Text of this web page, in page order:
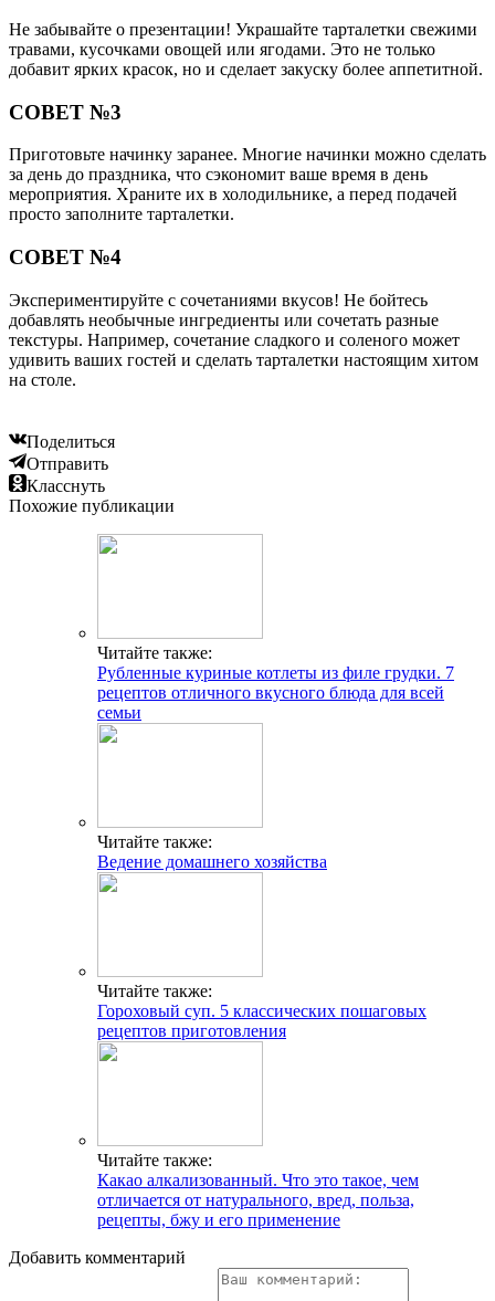
Не забывайте о презентации! Украшайте тарталетки свежими
травами, кусочками овощей или ягодами. Это не только
добавит ярких красок, но и сделает закуску более аппетитной.
СОВЕТ №3
Приготовьте начинку заранее. Многие начинки можно сделать
за день до праздника, что сэкономит ваше время в день
мероприятия. Храните их в холодильнике, а перед подачей
просто заполните тарталетки.
СОВЕТ №4
Экспериментируйте с сочетаниями вкусов! Не бойтесь
добавлять необычные ингредиенты или сочетать разные
текстуры. Например, сочетание сладкого и соленого может
удивить ваших гостей и сделать тарталетки настоящим хитом
на столе.
Поделиться
Отправить
Класснуть
Похожие публикации
Читайте также:
Рубленные куриные котлеты из филе грудки. 7
рецептов отличного вкусного блюда для всей
семьи
Читайте также:
Ведение домашнего хозяйства
Читайте также:
Гороховый суп. 5 классических пошаговых
рецептов приготовления
Читайте также:
Какао алкализованный. Что это такое, чем
отличается от натурального, вред, польза,
рецепты, бжу и его применение
Добавить комментарий